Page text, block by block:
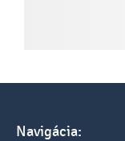
Navigácia: